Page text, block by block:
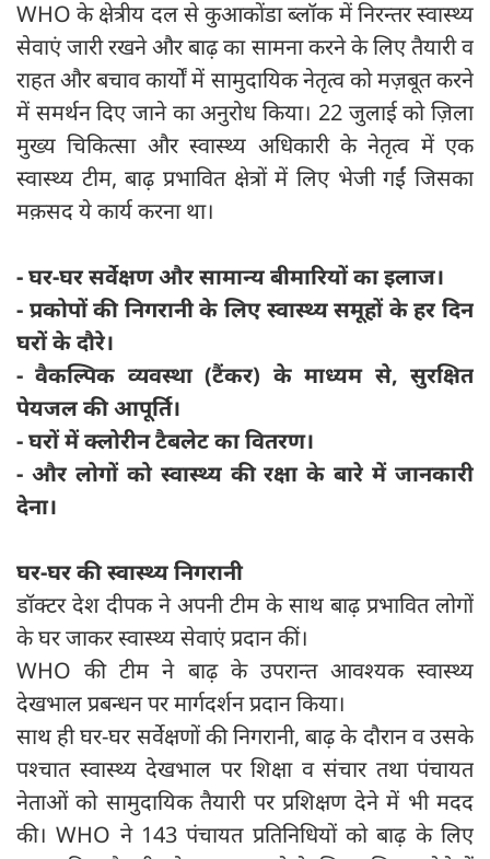
WHO के क्षेत्रीय दल से कुआकोंडा ब्लॉक में निरन्तर स्वास्थ्य
सेवाएं जारी रखने और बाढ़ का सामना करने के लिए तैयारी व
राहत और बचाव कार्यों में सामुदायिक नेतृत्व को मज़बूत करने
में समर्थन दिए जाने का अनुरोध किया। 22 जुलाई को ज़िला
मुख्य चिकित्सा और स्वास्थ्य अधिकारी के नेतृत्व में एक
स्वास्थ्य टीम, बाढ़ प्रभावित क्षेत्रों में लिए भेजी गईं जिसका
मक़सद ये कार्य करना था।
- घर-घर सर्वेक्षण और सामान्य बीमारियों का इलाज।
- प्रकोपों की निगरानी के लिए स्वास्थ्य समूहों के हर दिन
घरों के दौरे।
- वैकल्पिक व्यवस्था (टैंकर) के माध्यम से, सुरक्षित
पेयजल की आपूर्ति।
- घरों में क्लोरीन टैबलेट का वितरण।
- और लोगों को स्वास्थ्य की रक्षा के बारे में जानकारी
देना।
घर-घर की स्वास्थ्य निगरानी
डॉक्टर देश दीपक ने अपनी टीम के साथ बाढ़ प्रभावित लोगों
के घर जाकर स्वास्थ्य सेवाएं प्रदान कीं।
WHO की टीम ने बाढ़ के उपरान्त आवश्यक स्वास्थ्य
देखभाल प्रबन्धन पर मार्गदर्शन प्रदान किया।
साथ ही घर-घर सर्वेक्षणों की निगरानी, बाढ़ के दौरान व उसके
पश्चात स्वास्थ्य देखभाल पर शिक्षा व संचार तथा पंचायत
नेताओं को सामुदायिक तैयारी पर प्रशिक्षण देने में भी मदद
की। WHO ने 143 पंचायत प्रतिनिधियों को बाढ़ के लिए